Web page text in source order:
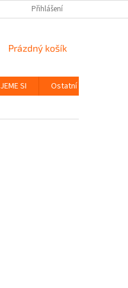
ZÁSADY OCHRANY
Přihlášení
NÁKUPNÍ
Prázdný košík
SI Ostatní